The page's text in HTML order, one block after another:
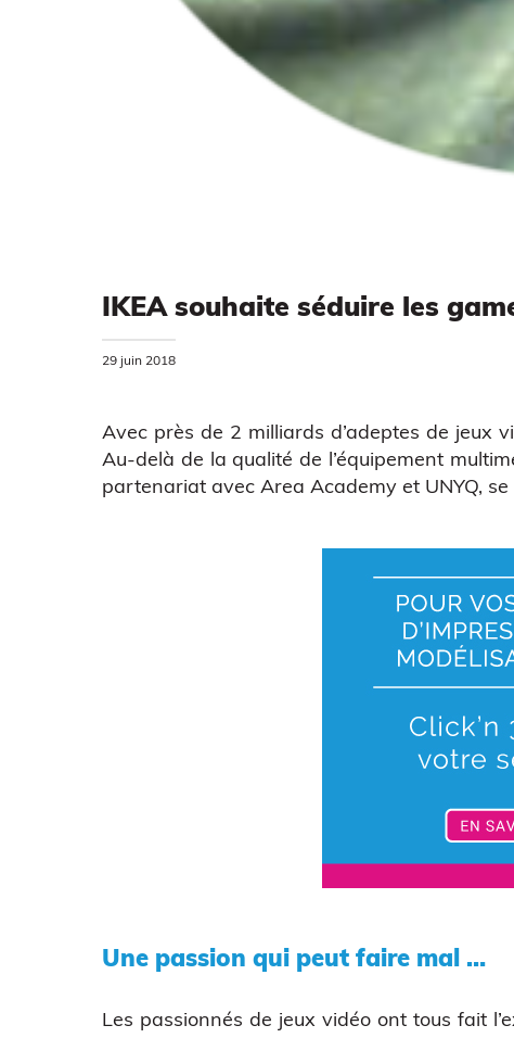
IKEA souhaite séduire les
29 juin 2018
Avec près de 2 milliards d’adeptes de jeux
Au-delà de la qualité de l’équipement
partenariat avec Area Academy et UNYQ,
Une passion qui peut faire mal …
Les passionnés de jeux vidéo ont tous fait